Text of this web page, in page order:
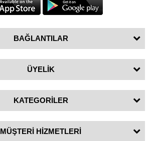
BAĞLANTILAR
ÜYELİK
KATEGORİLER
MÜŞTERİ HİZMETLERİ